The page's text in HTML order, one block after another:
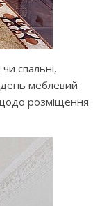
спальні,
день меблевий
розміщення